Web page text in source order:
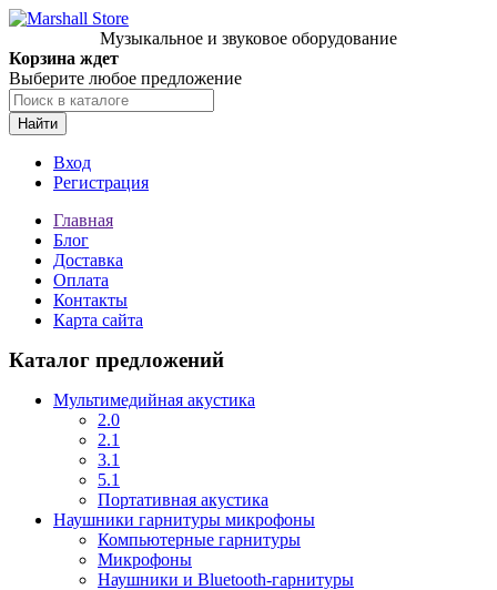
Музыкальное и звуковое оборудование
Корзина ждет
Выберите любое предложение
Найти
Вход
Регистрация
Главная
Блог
Доставка
Оплата
Контакты
Карта сайта
Каталог предложений
Мультимедийная акустика
2.0
2.1
3.1
5.1
Портативная акустика
Наушники гарнитуры микрофоны
Компьютерные гарнитуры
Микрофоны
Наушники и Bluetooth-гарнитуры